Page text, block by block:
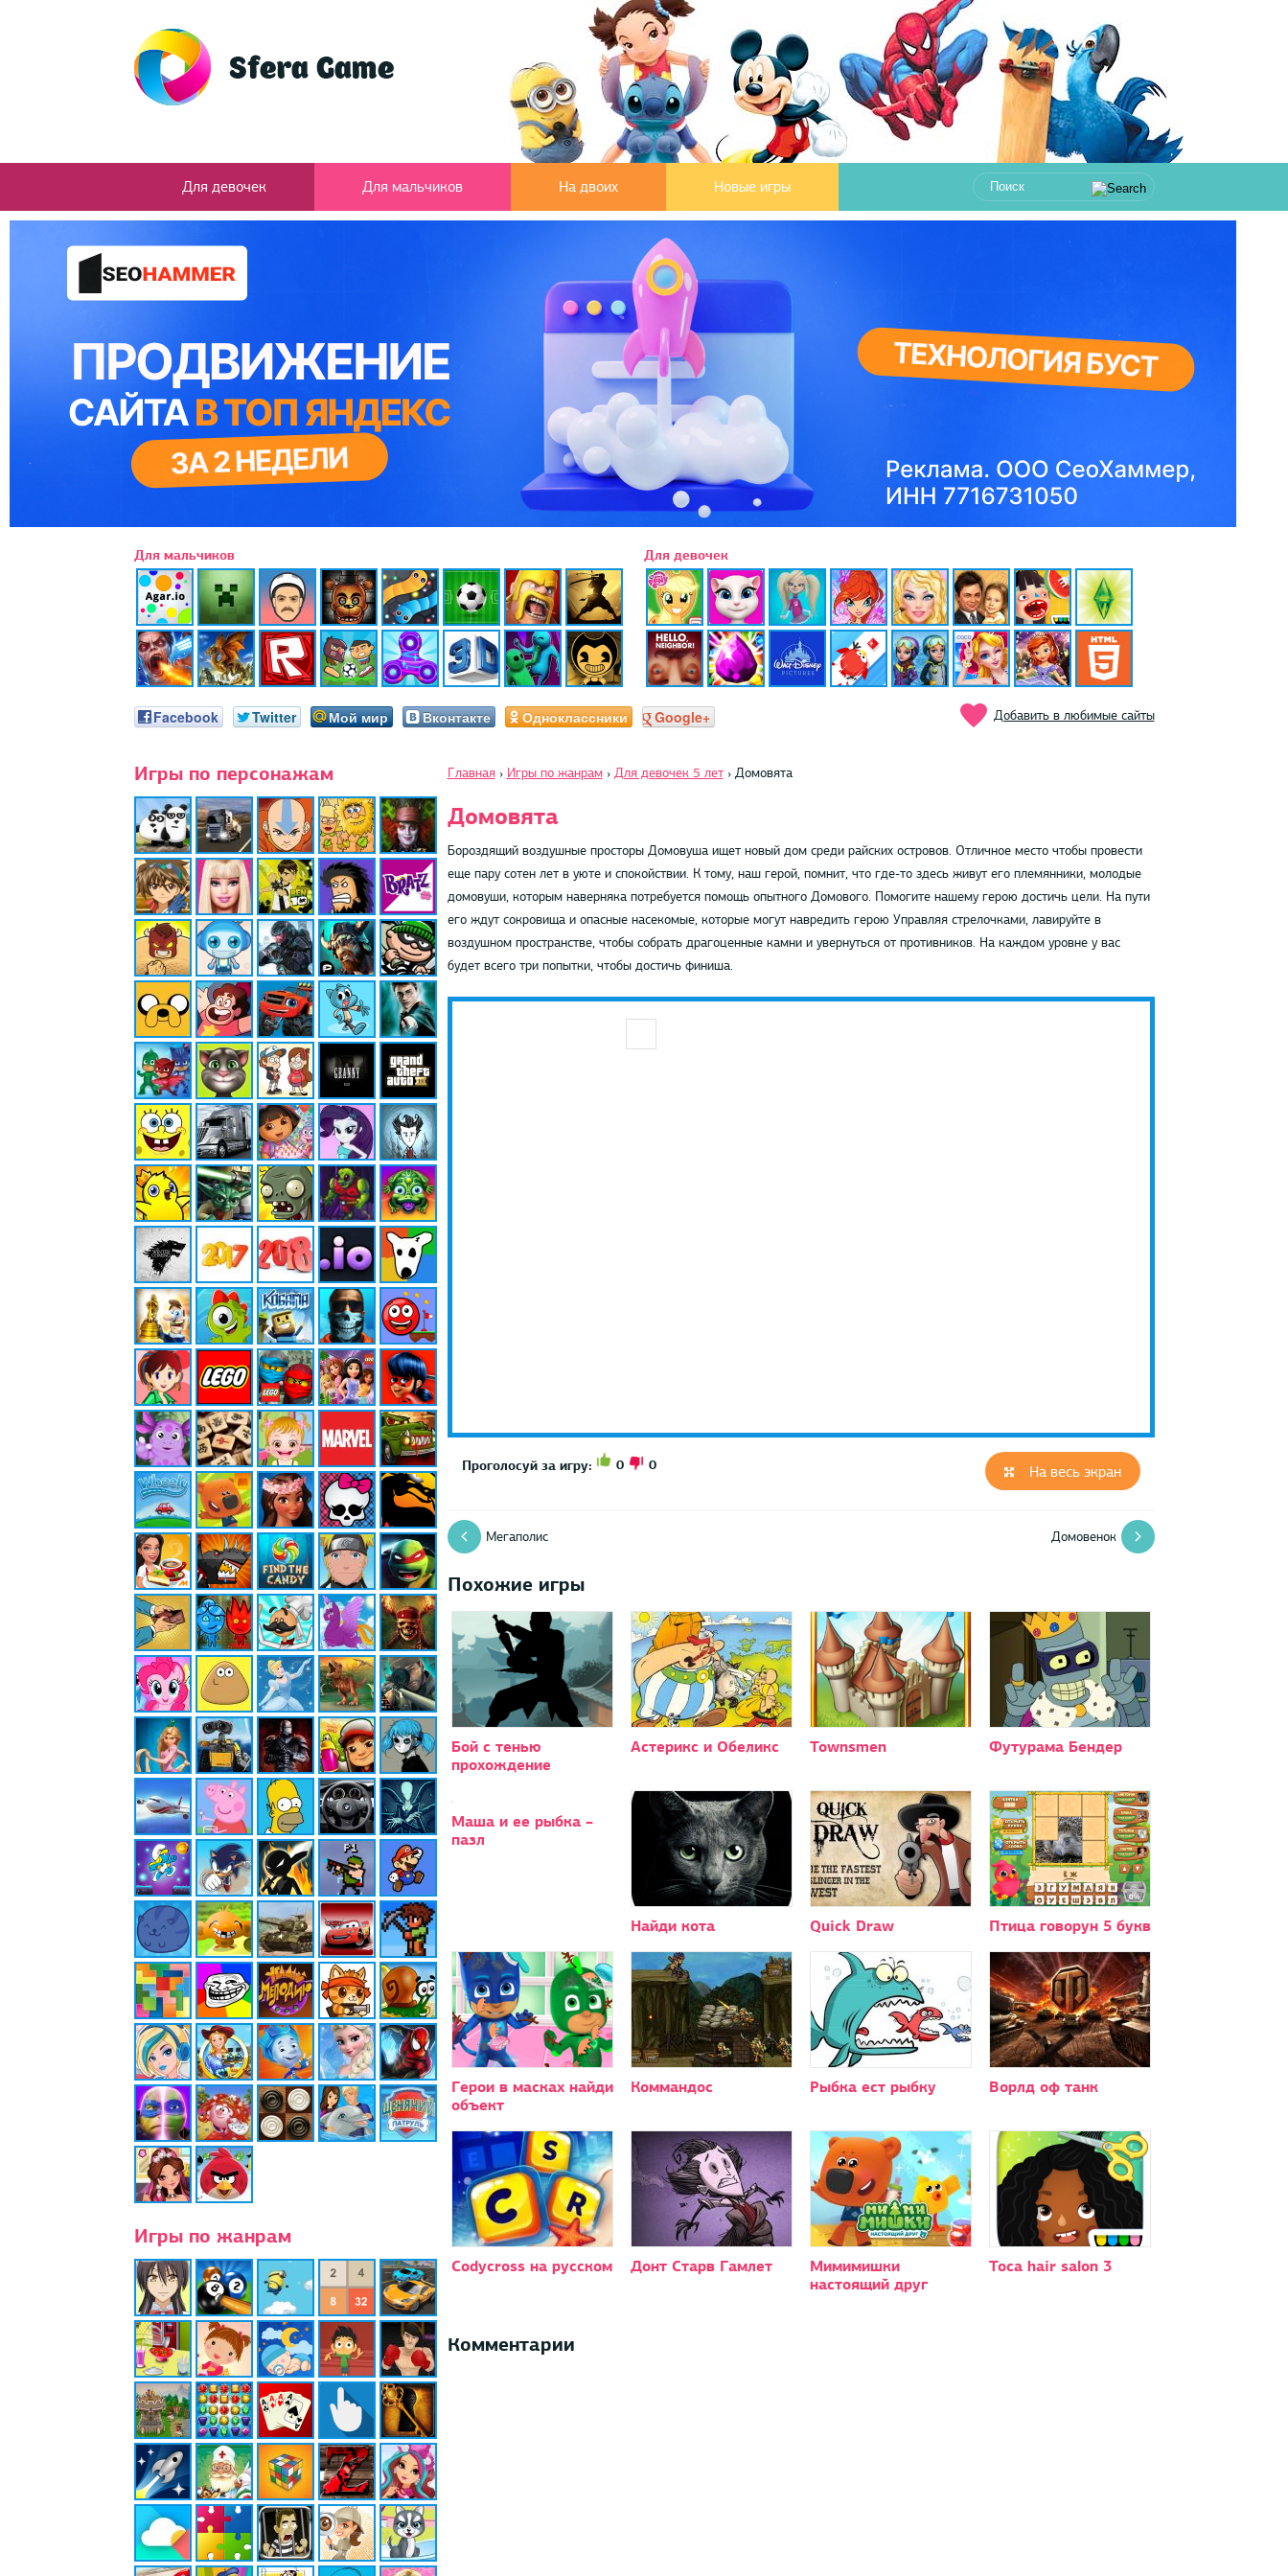
Для девочек Для мальчиков На двоих Новые игры
Для мальчиков Для девочек
Facebook Twitter Мой мир Вконтакте Одноклассники Google+ Добавить в любимые сайты
Игры по персонажам
Игры по жанрам
Главная › Игры по жанрам › Для девочек 5 лет › Домовята
Домовята
Бороздящий воздушные просторы Домовуша ищет новый дом среди райских островов. Отличное место чтобы провести
еще пару сотен лет в уюте и спокойствии. К тому, наш герой, помнит, что где-то здесь живут его племянники, молодые
домовуши, которым наверняка потребуется помощь опытного Домового. Помогите нашему герою достичь цели. На пути
его ждут сокровища и опасные насекомые, которые могут навредить герою Управляя стрелочками, лавируйте в
воздушном пространстве, чтобы собрать драгоценные камни и увернуться от противников. На каждом уровне у вас
будет всего три попытки, чтобы достичь финиша.
На весь экран
Проголосуй за игру: 0 0
Мегаполис Домовенок
Похожие игры
Бой с тенью
прохождение
Астерикс и Обеликс Townsmen Футурама Бендер
Маша и ее рыбка –
пазл
Найди кота Quick Draw Птица говорун 5 букв
Герои в масках найди
объект
Коммандос Рыбка ест рыбку Ворлд оф танк
Codycross на русском Донт Старв Гамлет
Мимимишки
настоящий друг
Toca hair salon 3
Комментарии